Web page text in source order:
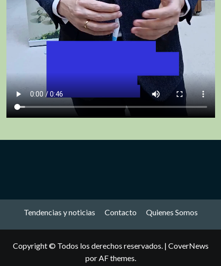
Tendencias y noticias Contacto Quienes Somos
Copyright © Todos los derechos reservados. | CoverNews
por AF themes.